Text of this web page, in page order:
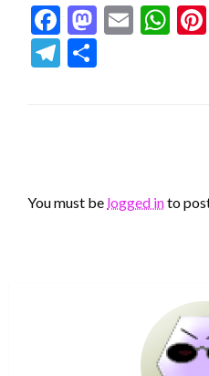
Facebook
Email
Telegram
You must be logged into